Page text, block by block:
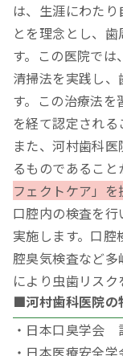
は、生涯にわた
とを理念とし、
す。この医院で
清掃法を実践し
す。この治療法
を経て認定される
また、河村歯科
るものであるこ
フェクトケア」を
口腔内の検査を
実施します。口
腔臭気検査など
により虫歯リスク
■河村歯科医院の
・日本口臭学会
・日本医療安全学